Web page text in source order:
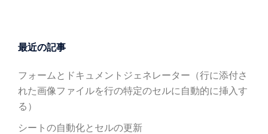
最近の記事
フォームとドキュメントジェネレーター（行に添付さ
れた画像ファイルを行の特定のセルに自動的に挿入す
る）
シートの自動化とセルの更新